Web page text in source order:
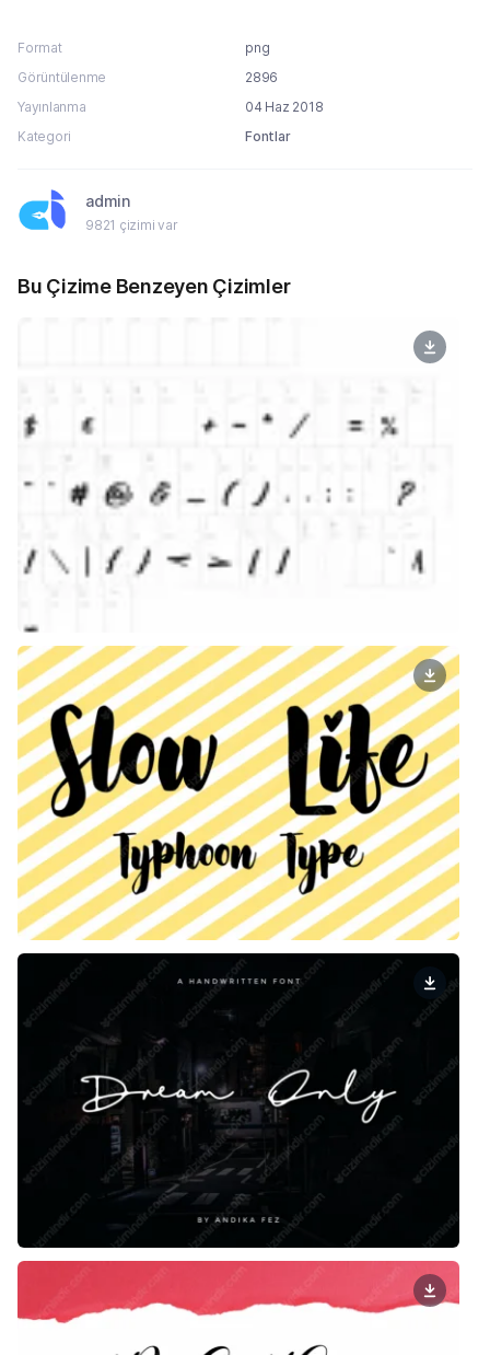
Format
png
Görüntülenme
2896
Yayınlanma
04 Haz 2018
Kategori
Fontlar
admin
9821 çizimi var
Bu Çizime Benzeyen Çizimler